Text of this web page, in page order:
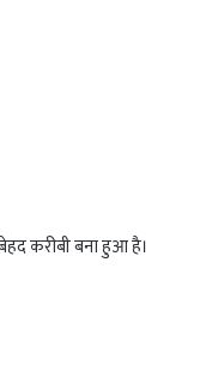
करीबी बना हुआ है।